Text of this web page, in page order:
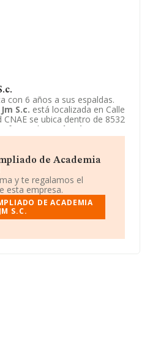
con 6 años a sus espaldas.
S.c. está localizada en Calle
se ubica dentro de 8532
Academia Jm S.c.
Sociedad civil.
de Academia
y te regalamos el
esta empresa.
DE ACADEMIA
JM S.C.